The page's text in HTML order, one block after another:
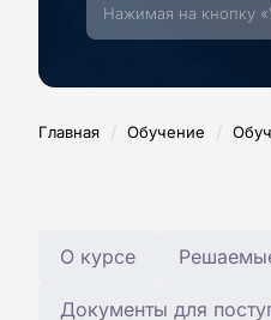
Нажимая на кнопку
Главная / Обучение /
О курсе
Документы для